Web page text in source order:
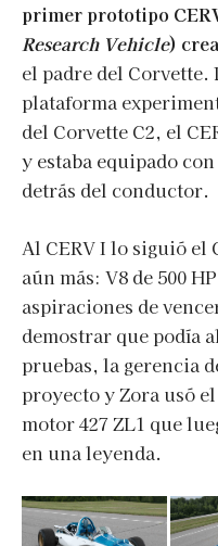
primer prototipo
Research Vehicle)
el padre del Corvette.
plataforma
del Corvette C2, el
y estaba equipado
detrás del conductor.
Al CERV I lo siguió el
aún más: V8 de 500
aspiraciones de
demostrar que podía
pruebas, la gerencia
proyecto y Zora usó
motor 427 ZL1 que
en una leyenda.